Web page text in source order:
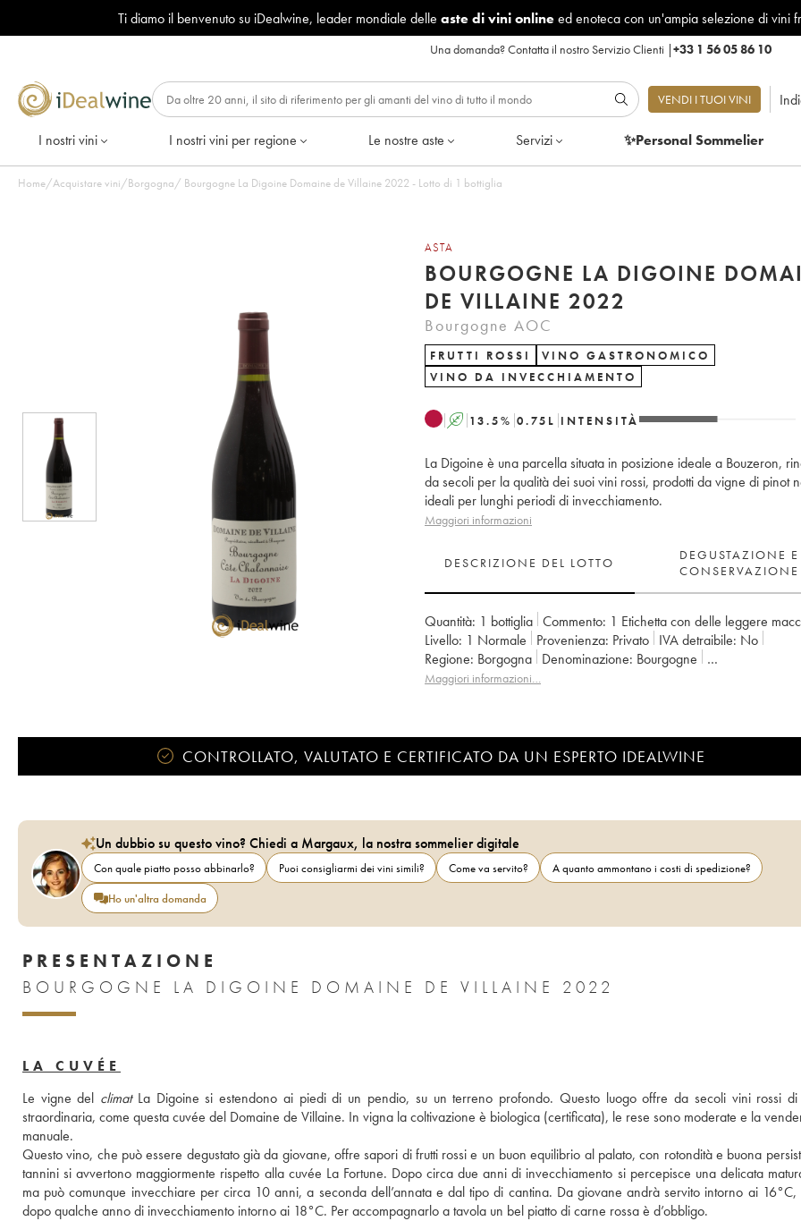
Ti diamo il benvenuto su iDealwine, leader mondiale delle aste di vini onlineed enoteca con un'ampia selezione di vini
Una domanda?Contatta il nostro Servizio Clienti |+33 1 56 05 86 10
VENDI I TUOI VINI
I nostri vini I nostri vini per regione Le nostre aste Servizi ✨Personal Sommelier
Home/Acquistare vini/Borgogna/ Bourgogne La Digoine Domaine de Villaine 2022 - Lotto di 1 bottiglia
ASTA
BOURGOGNE LA DIGOINE
DE VILLAINE 2022
Bourgogne AOC
FRUTTI ROSSI
VINO GASTRONOMICO
VINO DA INVECCHIAMENTO
A 13.5% 0.75 L INTENSITÀ
La Digoine è una parcella situata in posizione ideale a Bouzeron,
da secoli per la qualità dei suoi vini rossi, prodotti da vigne di pinot
ideali per lunghi periodi di invecchiamento.
Maggiori informazioni
DESCRIZIONE DEL LOTTO
DEGUSTAZIONE E
CONSERVAZIONE
Quantità: 1 bottiglia Commento: 1 Etichetta con delle leggere
Livello: 1 Normale Provenienza: privato IVA detraibile:
no
Regione:
Borgogna Denominazione:
Bourgogne
Proprietario:
Domaine de Villaine
Maggiori informazioni…
CONTROLLATO, VALUTATO E CERTIFICATO DA UN ESPERTO IDEALWINE
Un dubbio su questo vino? Chiedi a Margaux, la nostra sommelier digitale
Con quale piatto posso abbinarlo? Puoi consigliarmi dei vini simili? Come va servito?
A quanto ammontano i costi di spedizione?
Ho un'altra domanda
PRESENTAZIONE
BOURGOGNE LA DIGOINE DOMAINE DE VILLAINE 2022
LA CUVÉE
Le vigne del climat La Digoine si estendono ai piedi di un pendio, su un terreno profondo. Questo luogo offre da secoli vini rossi di
straordinaria, come questa cuvée del Domaine de Villaine. In vigna la coltivazione è biologica (certificata), le rese sono moderate e la
manuale.
Questo vino, che può essere degustato già da giovane, offre sapori di frutti rossi e un buon equilibrio al palato, con rotondità e buona
tannini si avvertono maggiormente rispetto alla cuvée La Fortune. Dopo circa due anni di invecchiamento si percepisce una delicata
ma può comunque invecchiare per circa 10 anni, a seconda dell’annata e dal tipo di cantina. Da giovane andrà servito intorno ai 16°C,
dopo qualche anno di invecchiamento intorno ai 18°C. Per accompagnarlo a tavola un bel piatto di carne rossa è d’obbligo.